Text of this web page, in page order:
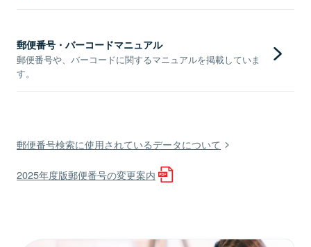
郵便番号・バーコードマニュアル
郵便番号や、バーコードに関するマニュアルを掲載していま
す。
郵便番号検索に使用されているデータについて
2025年度版郵便番号の変更案内